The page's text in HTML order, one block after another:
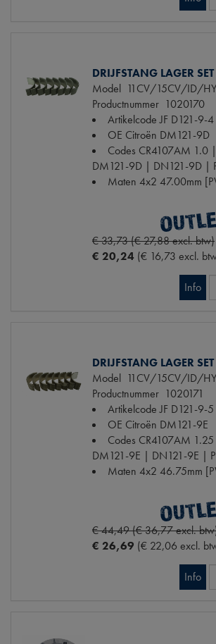
DRIJFSTANG LAGER
Model 11CV/15CV/ID/
Productnummer 1020170
Artikelcode JF D121-9-4
OE Citroën DM121-9D
Codes CR4107AM 1.0
DM121-9D | DN121-9D |
Maten 4x2 47.00mm
€ 33,73 (€ 27,88 excl. btw)
€ 20,24 (€ 16,73 excl.
Info
DRIJFSTANG LAGER
Model 11CV/15CV/ID/
Productnummer 1020171
Artikelcode JF D121-9-5
OE Citroën DM121-9E
Codes CR4107AM
DM121-9E | DN121-9E |
Maten 4x2 46.75mm
€ 44,49 (€ 36,77 excl.
€ 26,69 (€ 22,06 excl.
Info